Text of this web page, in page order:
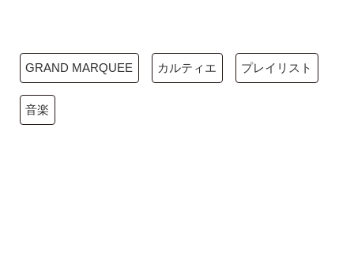
GRAND MARQUEE カルティエ プレイリスト
音楽